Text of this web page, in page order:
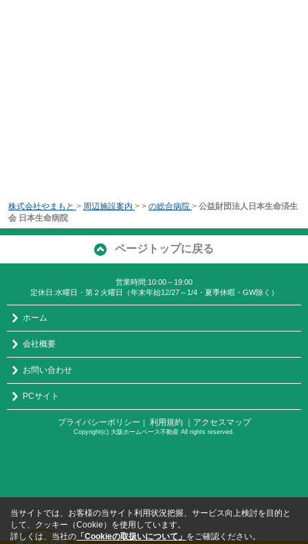
株式会社やまもと > 周辺施設案内 > > の総合病院 > 公益財団法人日本生命済生
会 日本生命病院
ページトップに戻る
営業時間:10:00～19:00
定休日:水曜日・第２火曜日（年末年始12/27～1/4・夏季休暇・GW除く）
ホーム
会社概要
お問い合わせ
PCサイト
プライバシーポリシー ｜ 利用規約 ｜アクセスマップ
Copyright(c) 大阪ホームベース不動産 All rights reserved.
当サイトでは、お客様の当サイト利用状況把握、サービス向上検討を目的と
して、クッキー（Cookie）を使用しています。
詳しくは、当社の 「Cookieの取扱いについて」 をご確認ください。